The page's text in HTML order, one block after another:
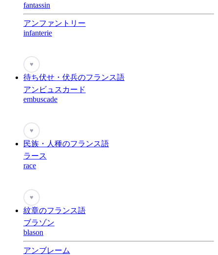
fantassin
アンファントリー
infanterie
♥
待ち伏せ・伏兵のフランス語
アンビュスカード
embuscade
♥
民族・人種のフランス語
ラース
race
♥
紋章のフランス語
ブラゾン
blason
アンブレーム